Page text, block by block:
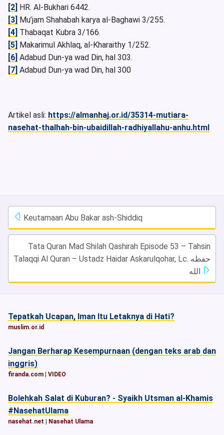
[2] HR. Al-Bukhari 6442.
[3] Mu’jam Shahabah karya al-Baghawi 3/255.
[4] Thabaqat Kubra 3/166.
[5] Makarimul Akhlaq, al-Kharaithy 1/252.
[6] Adabud Dun-ya wad Din, hal 303.
[7] Adabud Dun-ya wad Din, hal 300
Artikel asli: https://almanhaj.or.id/35314-mutiara-
nasehat-thalhah-bin-ubaidillah-radhiyallahu-anhu.html
Keutamaan Abu Bakar ash-Shiddiq
Tata Quran Mad Shilah Qashirah Episode 53 – Tahsin
Talaqqi Al Quran – Ustadz Haidar Askarulqohar, Lc. حفظه
Tepatkah Ucapan, Iman Itu Letaknya di Hati?
muslim.or.id
Jangan Berharap Kesempurnaan (dengan teks arab dan
inggris)
firanda.com VIDEO
Bolehkah Salat di Kuburan? - Syaikh Utsman al-Khamis
#NasehatUlama
nasehat.net Nasehat Ulama